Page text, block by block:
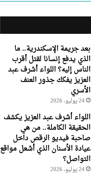
بعد جريمة الإسكندرية.. ما
الذي يدفع إنسانا لقتل أقرب
الناس إليه؟ اللواء أشرف عبد
العزيز يفكك جذور العنف
الأسري
24 يوليو، 2026
اللواء أشرف عبد العزيز يكشف
الحقيقة الكاملة.. من هي
صاحبة فيديو الرقص داخل
عيادة الأسنان الذي أشعل مواقع
التواصل؟
24 يوليو، 2026